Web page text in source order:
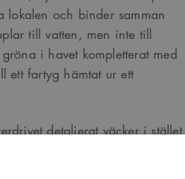
lokalen och binder samman
till vatten, men inte till
i havet kompletterat med
ett fartyg hämtat ur ett
detaljerat väcker i stället
En rikedom i uttryck
gång.